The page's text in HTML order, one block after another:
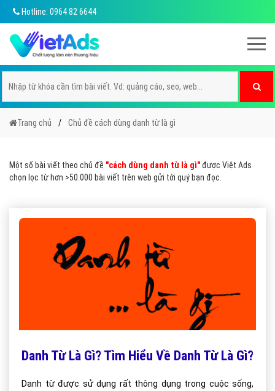
Hotline: 0964 82 6644
Trang chủ Chủ đề cách dùng danh từ là gì
Một số bài viết theo chủ đề "cách dùng danh từ là gì"được Việt Ads
chọn lọc từ hơn >50.000 bài viết trên web gửi tới quý bạn đọc.
Danh Từ Là Gì? Tìm Hiểu Về Danh Từ Là Gì?
Danh từ được sử dụng rất thông dụng trong cuộc sống,